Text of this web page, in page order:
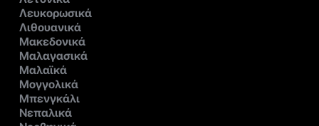
Λευκορωσικά
Λιθουανικά
Μακεδονικά
Μαλαγασικά
Μαλαϊκά
Μογγολικά
Μπενγκάλι
Νεπαλικά